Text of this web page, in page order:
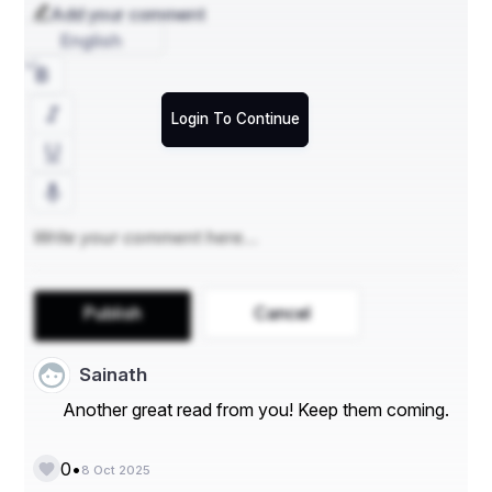
Add your comment
Login To Continue
English
Publish Cancel
Sainath
Another great read from you! Keep them coming.
0• 8 Oct 2025